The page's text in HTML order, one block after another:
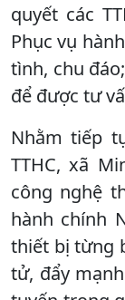
quyết các
Phục vụ
tình, chu
để được tư
Nhằm tiếp
TTHC, xã
công nghệ
hành chính
thiết bị từng
tử, đẩy